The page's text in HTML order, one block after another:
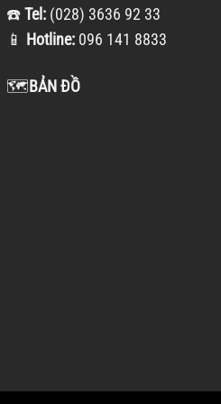
☎️Tel: (028) 3636 92 33
📱 Hotline: 096 141 8833
🗺️BẢN ĐỒ